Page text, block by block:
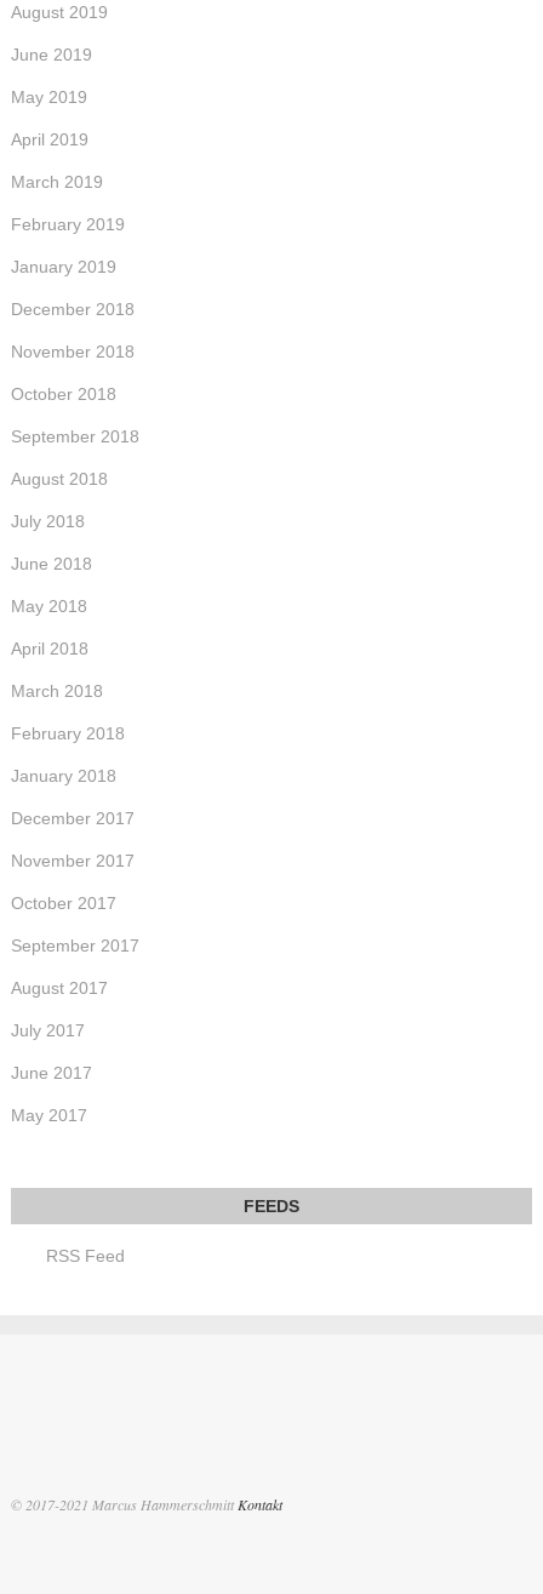
August 2019
June 2019
May 2019
April 2019
March 2019
February 2019
January 2019
December 2018
November 2018
October 2018
September 2018
August 2018
July 2018
June 2018
May 2018
April 2018
March 2018
February 2018
January 2018
December 2017
November 2017
October 2017
September 2017
August 2017
July 2017
June 2017
May 2017
RSS Feed
© 2017-2021 Marcus Hammerschmitt Kontakt